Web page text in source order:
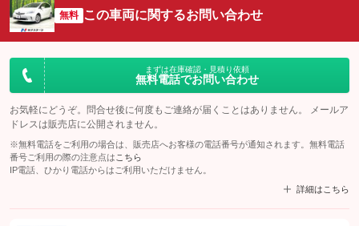
無料 この車両に関するお問い合わせ
まずは在庫確認・見積り依頼
無料電話でお問い合わせ
お気軽にどうぞ。問合せ後に何度もご連絡が届くことはありません。 メールア
ドレスは販売店に公開されません。
※無料電話をご利用の場合は、販売店へお客様の電話番号が通知されます。無料電話
番号ご利用の際の注意点は こちら
IP電話、ひかり電話からはご利用いただけません。
詳細はこちら